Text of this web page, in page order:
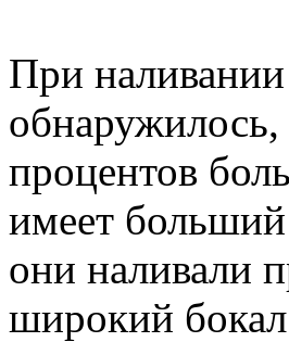
При
обнаружилось,
процентов
имеет
они наливали
широкий